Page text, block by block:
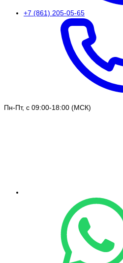
+7 (861) 205-05-65
Пн-Пт, с 09:00-18:00 (МСК)